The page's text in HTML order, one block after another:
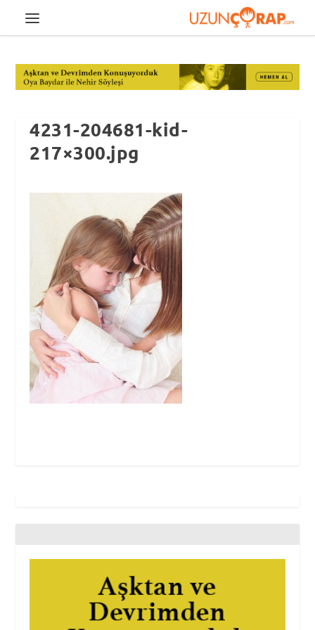
4231-204681-kid-
217×300.jpg